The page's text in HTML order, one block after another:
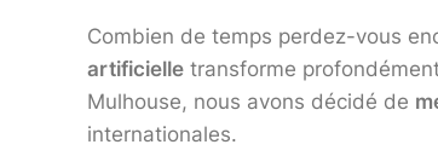
Combien de temps perdez-vous
artificielle transforme
Mulhouse, nous avons décidé de
internationales.